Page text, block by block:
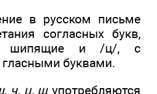
в русском письме
согласных букв,
шипящие и /ц/, с
буквами.
ч, ц, щупотребляются